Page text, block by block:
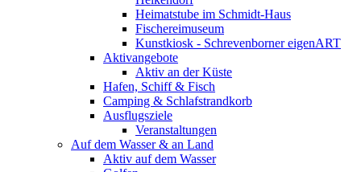
Heimatstube im Schmidt-Haus
Fischereimuseum
Kunstkiosk - Schrevenborner eigenART
Aktivangebote
Aktiv an der Küste
Hafen, Schiff & Fisch
Camping & Schlafstrandkorb
Ausflugsziele
Veranstaltungen
Auf dem Wasser & an Land
Aktiv auf dem Wasser